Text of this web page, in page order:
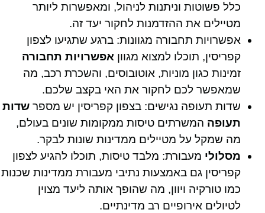
כלל פשוטות וניתנות לניהול, ומאפשרות ליותר
מטיילים את ההזדמנות לחקור יעד זה.
אפשרויות תחבורה מגוונות: ברגע שתגיעו לצפון
קפריסין, תוכלו למצוא מגוון אפשרויות תחבורה
זמינות כגון מוניות, אוטובוסים, והשכרת רכב, מה
שמאפשר לכם לחקור את האי בקצב שלכם.
שדות תעופה נגישים: בצפון קפריסין יש מספר שדות
תעופה המשרתים טיסות ממקומות שונים בעולם,
מה שמקל על מטיילים ממדינות שונות לבקר.
מסלולי מעבורת: מלבד טיסות, תוכלו להגיע לצפון
קפריסין גם באמצעות נתיבי מעבורת ממדינות שכנות
כמו טורקיה ויוון, מה שהופך אותה ליעד מצוין
לטיולים אירופיים רב מדינתיים.